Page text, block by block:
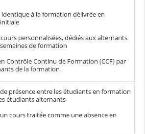
à la formation délivrée en
personnalisées, dédiés aux alternants
de formation
Contrôle Continu de Formation (CCF) par
de la formation
présence entre les étudiants en formation
étudiants alternants
cours traitée comme une absence en